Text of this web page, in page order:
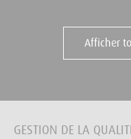
Afficher
GESTION DE LA